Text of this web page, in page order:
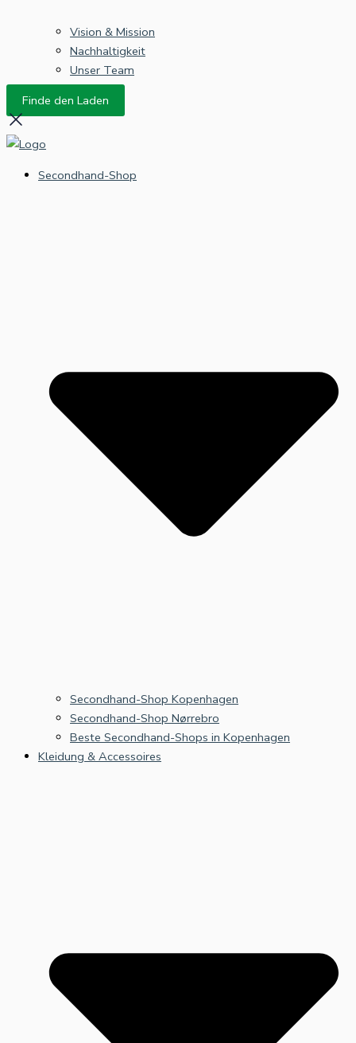
Vision & Mission
Nachhaltigkeit
Unser Team
Finde den Laden
Secondhand-Shop
Secondhand-Shop Kopenhagen
Secondhand-Shop Nørrebro
Beste Secondhand-Shops in Kopenhagen
Kleidung & Accessoires